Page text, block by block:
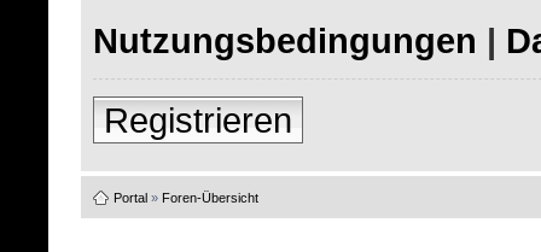
Nutzungsbedingungen |
Registrieren
Portal » Foren-Übersicht